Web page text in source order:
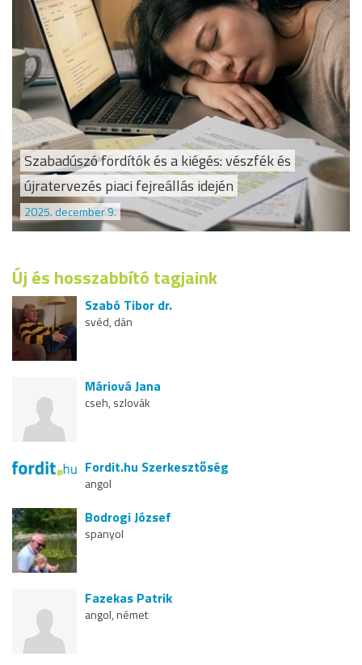
Szabadúszó fordítók és a kiégés: vészfék és
újratervezés piaci fejreállás idején
2025. december 9.
Új és hosszabbító tagjaink
Szabó Tibor dr.
svéd, dán
Máriová Jana
cseh, szlovák
Fordit.hu Szerkesztőség
angol
Bodrogi József
spanyol
Fazekas Patrik
angol, német